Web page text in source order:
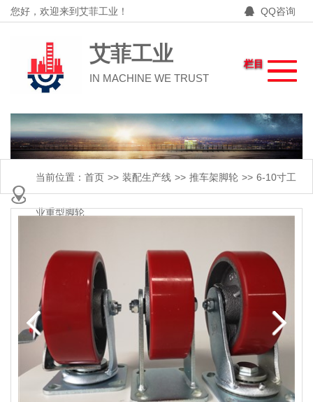
您好，欢迎来到艾菲工业！ QQ咨询
艾菲工业
IN MACHINE WE TRUST
栏目
当前位置： 首页 >> 装配生产线 >> 推车架脚轮 >> 6-10寸工
业重型脚轮